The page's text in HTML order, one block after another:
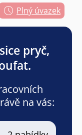
Plný úvazek
pryč,
na vás: